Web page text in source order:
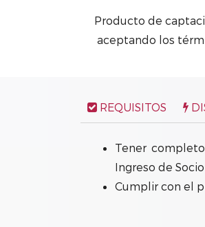
Producto de
aceptando los
REQUISITOS
Tener
Ingreso de Socio
Cumplir con el